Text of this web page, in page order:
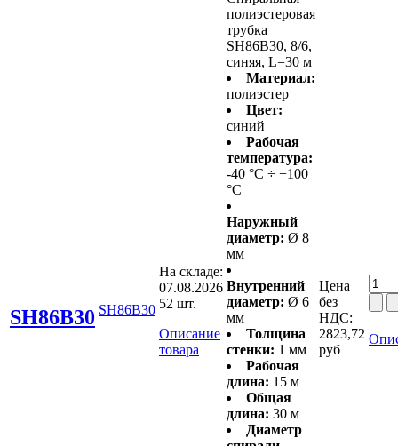
SH86B30 SH86B30
На складе:
07.08.2026
52 шт.
Описание
товара
полиэстеровая
трубка
SH86B30, 8/6,
синяя, L=30 м
Материал:
полиэстер
Цвет:
синий
Рабочая
температура:
-40 °С ÷ +100
°С
Наружный
диаметр: Ø 8
мм
Внутренний
диаметр: Ø 6
мм
Толщина
стенки: 1 мм
Рабочая
длина: 15 м
Общая
длина: 30 м
Диаметр
Цена
без
НДС:
2823,72
руб